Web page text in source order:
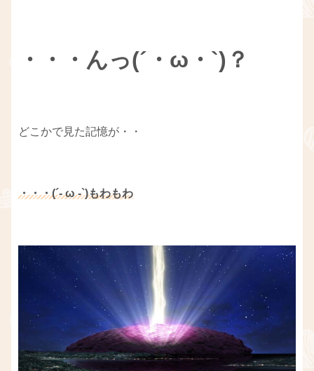
・・・んっ(´・ω・`)？
どこかで見た記憶が・・
・・・(´- ω -`)もわもわ